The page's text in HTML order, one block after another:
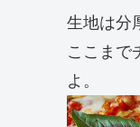
生地は分
ここまで
よ。